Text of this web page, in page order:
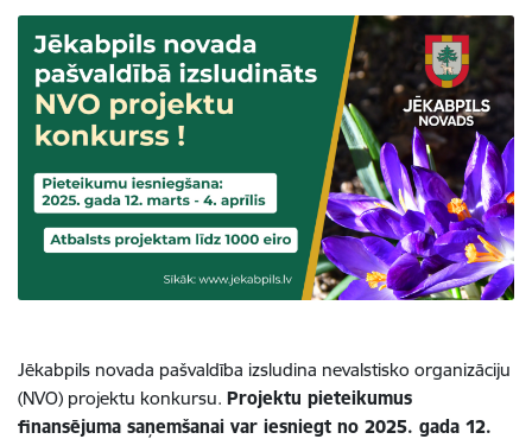
Jēkabpils novada pašvaldība izsludina nevalstisko organizāciju
(NVO) projektu konkursu. Projektu pieteikumus
finansējuma saņemšanai var iesniegt no 2025. gada 12.